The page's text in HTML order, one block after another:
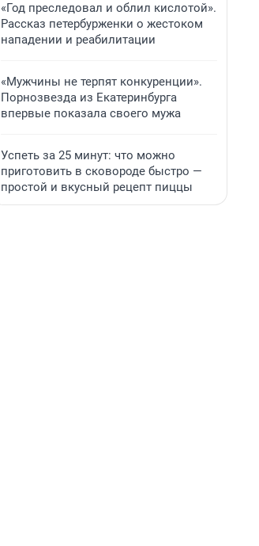
«Год преследовал и облил кислотой».
Рассказ петербурженки о жестоком
нападении и реабилитации
«Мужчины не терпят конкуренции».
Порнозвезда из Екатеринбурга
впервые показала своего мужа
Успеть за 25 минут: что можно
приготовить в сковороде быстро —
простой и вкусный рецепт пиццы